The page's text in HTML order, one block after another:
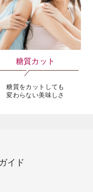
糖質カット
糖質をカットしても
変わらない美味しさ
イド